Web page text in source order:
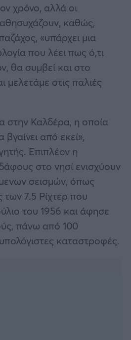
χρόνο, αλλά οι
καθώς,
«υπάρχει μια
που λέει πως ό,τι
θα συμβεί και στο
μελετάμε στις παλιές
στην Καλδέρα, η οποία
από εκεί»,
Επιπλέον η
στο νησί ενισχύουν
σεισμών, όπως
των 7.5 Ρίχτερ που
του 1956 και άφησε
πάνω από 100
καταστροφές.